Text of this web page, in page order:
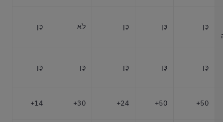
כֵּן כֵּן כֵּן לֹא כֵּן
כֵּן כֵּן כֵּן כֵּן כֵּן
50+
50+
24+
30+
14+